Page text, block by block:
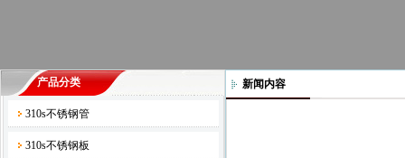
产品分类
310s不锈钢管
310s不锈钢板
新闻内容